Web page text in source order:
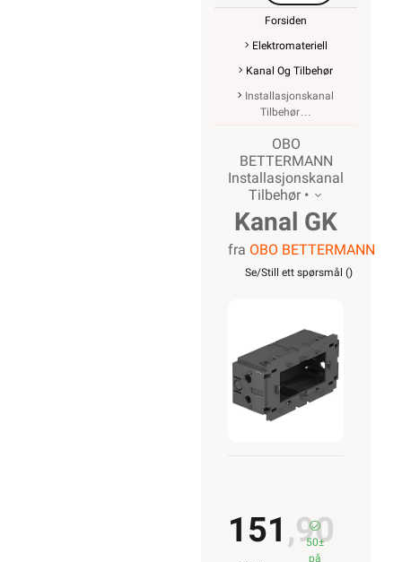
Forsiden
Elektromateriell
Kanal Og Tilbehør
Installasjonskanal
Tilbehør
OBO
BETTERMANN
Installasjonskanal
Tilbehør •
Kanal GK
med
baklokk
modul 45
OBO
fra OBO BETTERMANN
Se/Still ett spørsmål ()
151,90
50±
på